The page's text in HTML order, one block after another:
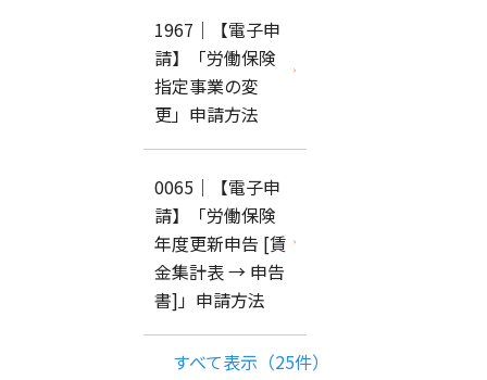
1967｜【電子申
請】「労働保険
指定事業の変
更」申請方法
0065｜【電子申
請】「労働保険
年度更新申告 [賃
金集計表 → 申告
書]」申請方法
すべて表示（25件）